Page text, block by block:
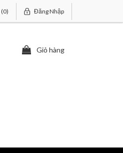
(0) Đăng Nhập
Giỏ hàng